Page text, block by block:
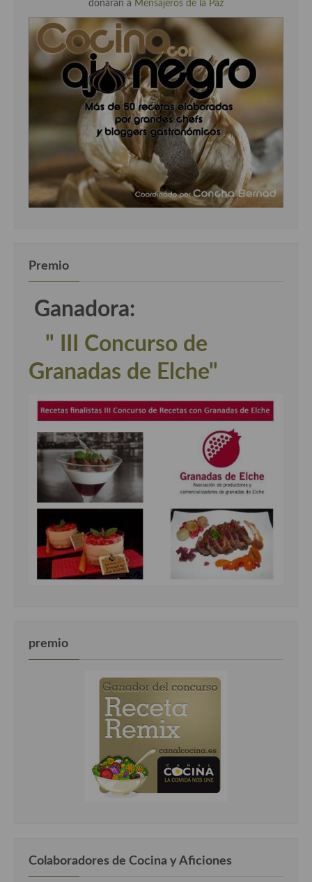
donarán a Mensajeros de la Paz
Premio
Ganadora:
" III Concurso de
Granadas de Elche"
premio
Colaboradores de Cocina y Aficiones